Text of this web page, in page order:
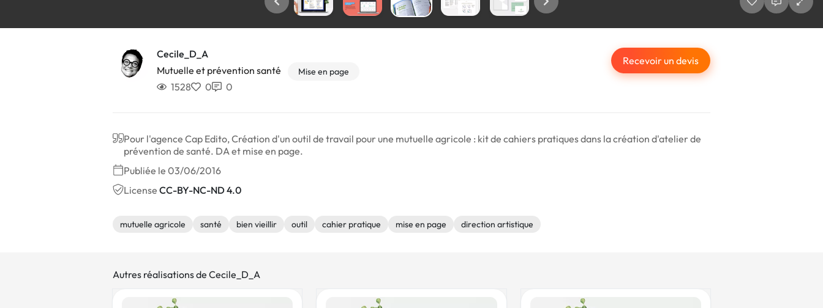
Cecile_D_A
Mutuelle et prévention santé
Mise en page
1528 0 0
Recevoir un devis
Pour l'agence Cap Edito, Création d'un outil de travail pour une mutuelle agricole : kit de cahiers pratiques dans la création d'atelier de
prévention de santé. DA et mise en page.
Publiée le 03/06/2016
License CC-BY-NC-ND 4.0
mutuelle agricole santé bien vieillir outil cahier pratique mise en page direction artistique
Autres réalisations de Cecile_D_A